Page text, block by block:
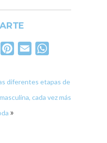
LinkedInPinterest
Email
diferentes etapas de
cada vez más
»